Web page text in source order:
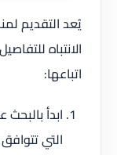
يُعد التقديم
الانتباه
اتباعها:
ابدأ
التي